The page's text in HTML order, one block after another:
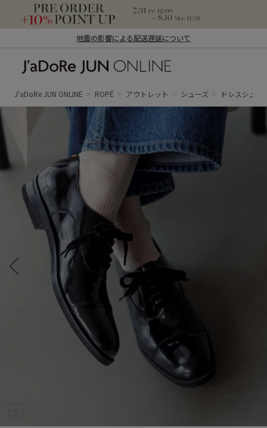
地震の影響による配送遅延について
ン オンライン）
J'aDoRe JUN ONLINE ROPÉ アウトレット シューズ ドレスシュー